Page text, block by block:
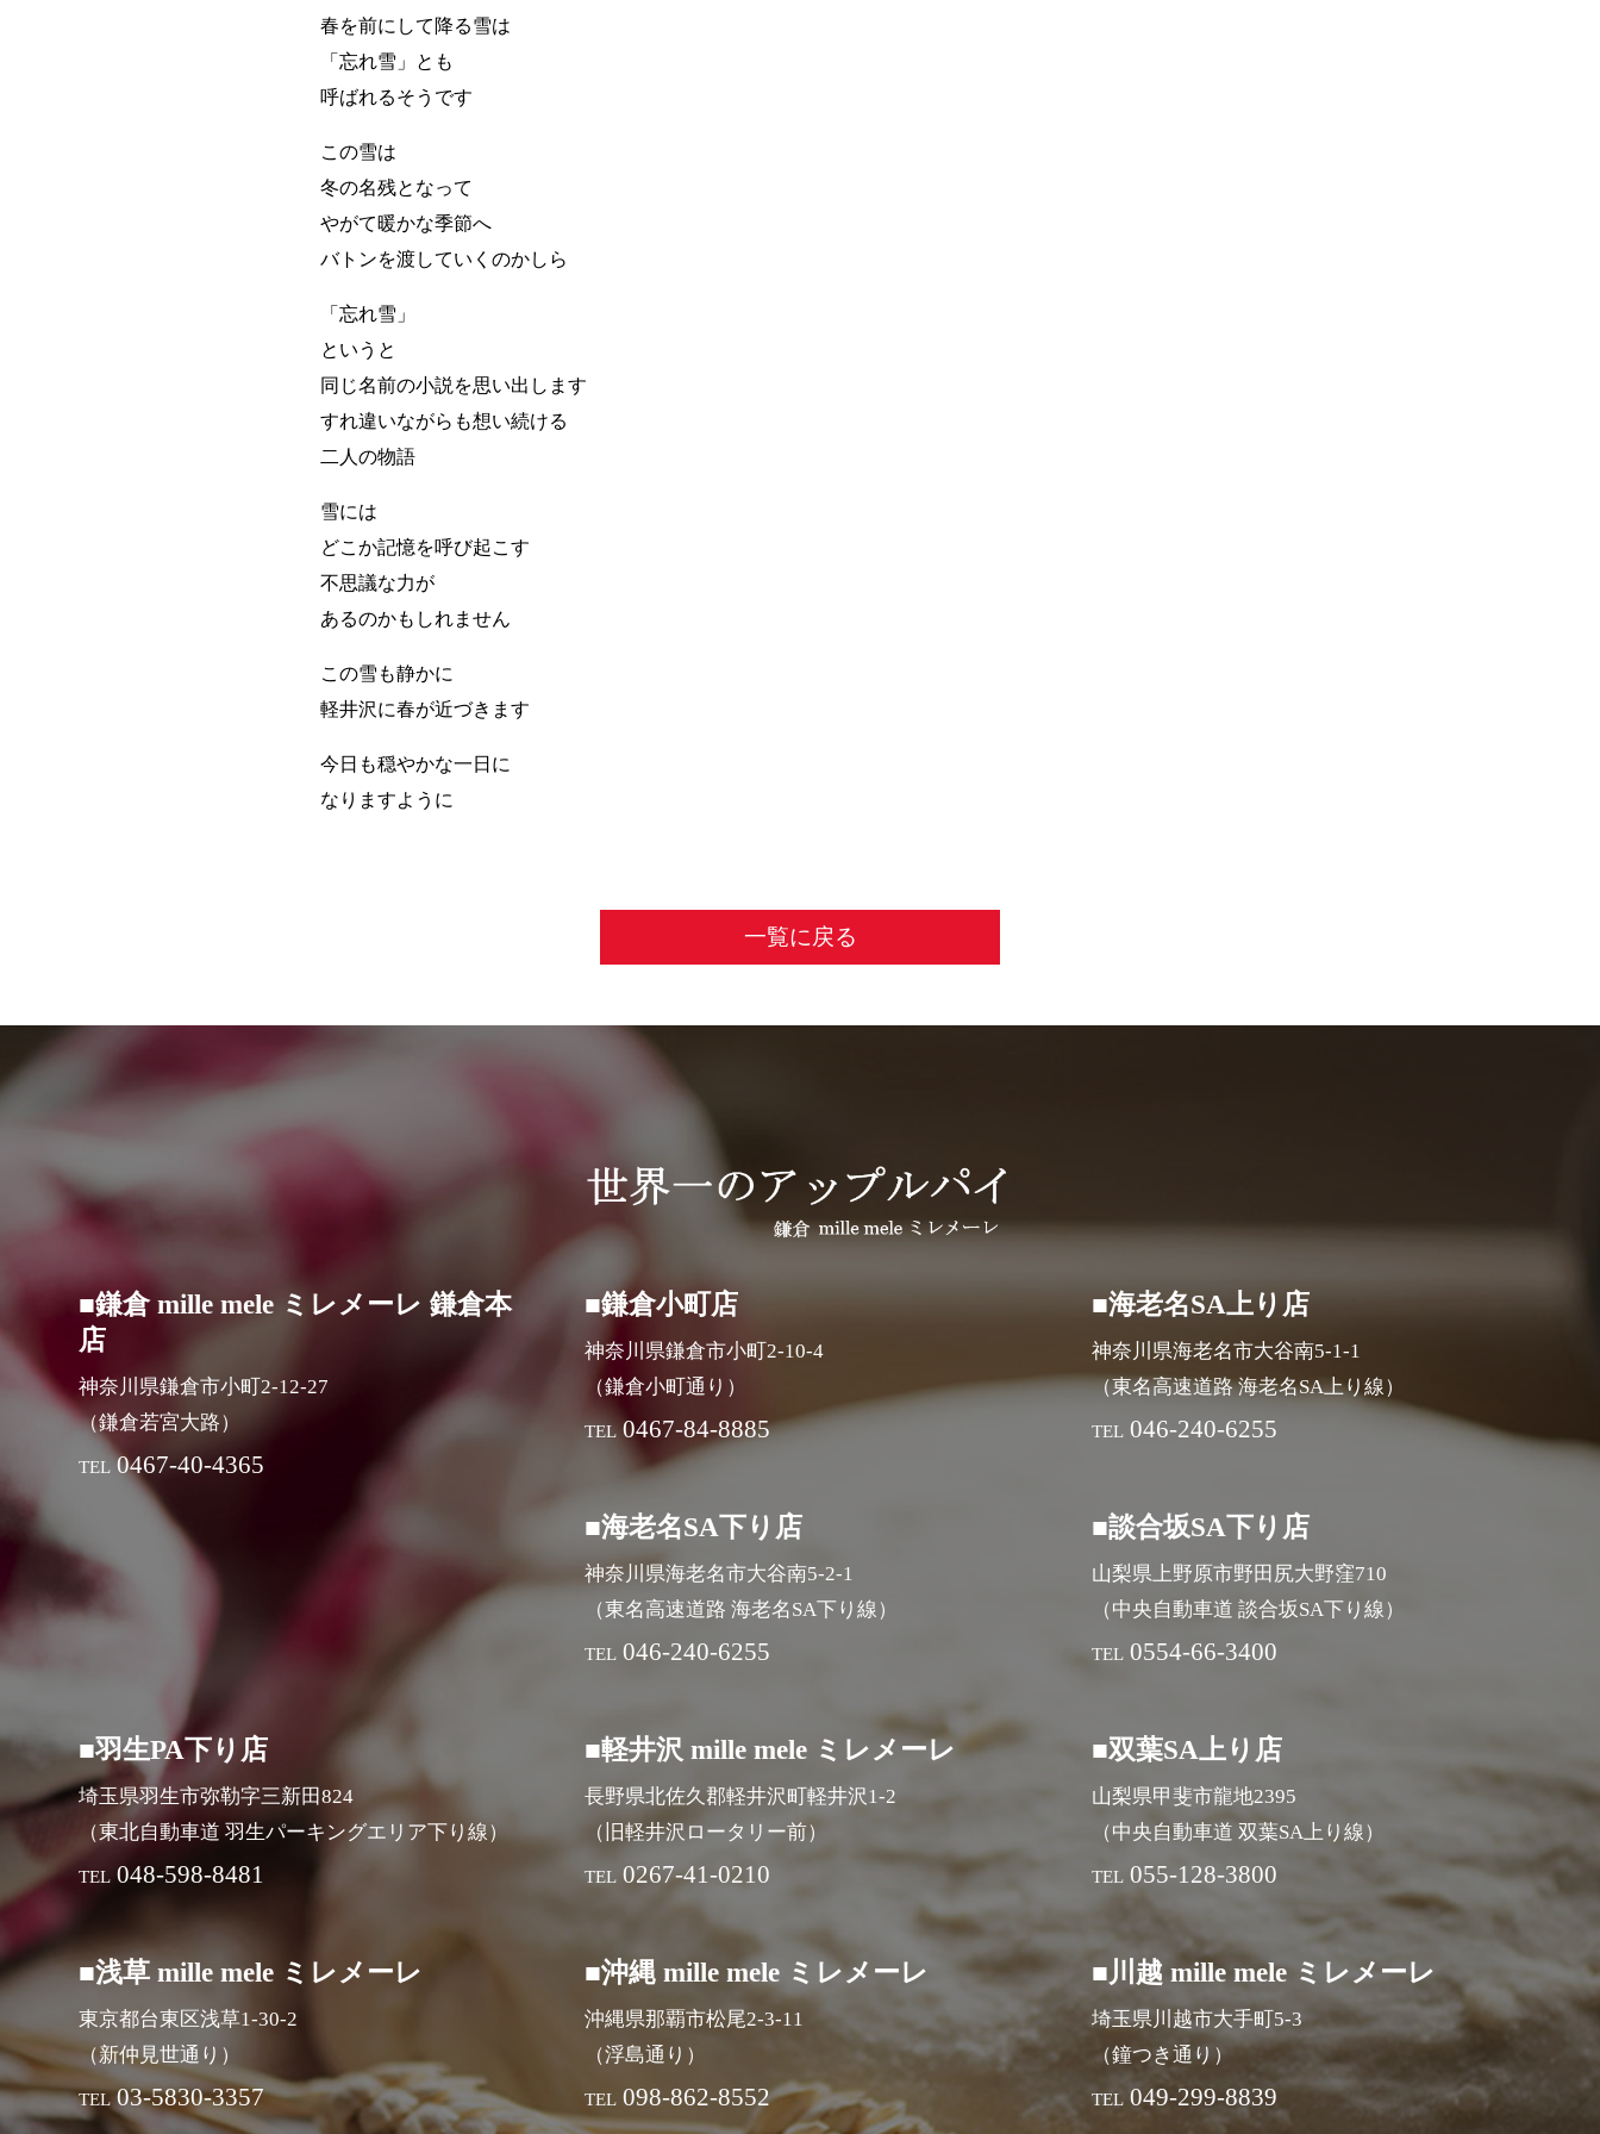
春を前にして降る雪は
「忘れ雪」とも
呼ばれるそうです
この雪は
冬の名残となって
やがて暖かな季節へ
バトンを渡していくのかしら
「忘れ雪」
というと
同じ名前の小説を思い出します
すれ違いながらも想い続ける
二人の物語
雪には
どこか記憶を呼び起こす
不思議な力が
あるのかもしれません
この雪も静かに
軽井沢に春が近づきます
今日も穏やかな一日に
なりますように
一覧に戻る
■鎌倉 mille mele ミレメーレ 鎌倉本
店
神奈川県鎌倉市小町2-12-27
（鎌倉若宮大路）
TEL 0467-40-4365
■鎌倉小町店
神奈川県鎌倉市小町2-10-4
（鎌倉小町通り）
TEL 0467-84-8885
■海老名SA上り店
神奈川県海老名市大谷南5-1-1
（東名高速道路 海老名SA上り線）
TEL 046-240-6255
■海老名SA下り店
神奈川県海老名市大谷南5-2-1
（東名高速道路 海老名SA下り線）
TEL 046-240-6255
■談合坂SA下り店
山梨県上野原市野田尻大野窪710
（中央自動車道 談合坂SA下り線）
TEL 0554-66-3400
■羽生PA下り店
埼玉県羽生市弥勒字三新田824
（東北自動車道 羽生パーキングエリア下り線）
TEL 048-598-8481
■軽井沢 mille mele ミレメーレ
長野県北佐久郡軽井沢町軽井沢1-2
（旧軽井沢ロータリー前）
TEL 0267-41-0210
■双葉SA上り店
山梨県甲斐市龍地2395
（中央自動車道 双葉SA上り線）
TEL 055-128-3800
■浅草 mille mele ミレメーレ
東京都台東区浅草1-30-2
（新仲見世通り）
TEL 03-5830-3357
■沖縄 mille mele ミレメーレ
沖縄県那覇市松尾2-3-11
（浮島通り）
TEL 098-862-8552
■川越 mille mele ミレメーレ
埼玉県川越市大手町5-3
（鐘つき通り）
TEL 049-299-8839